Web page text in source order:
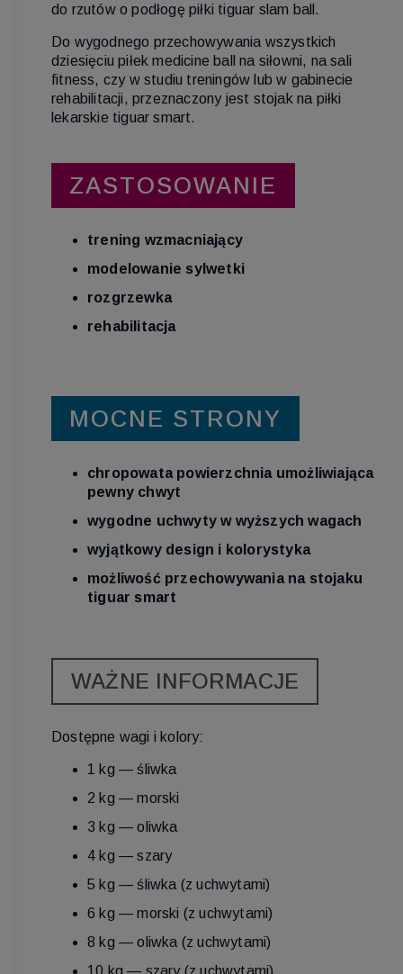
do rzutów o podłogę piłki tiguar slam ball.
Do wygodnego przechowywania wszystkich
dziesięciu piłek medicine ball na siłowni, na sali
fitness, czy w studiu treningów lub w gabinecie
rehabilitacji, przeznaczony jest stojak na piłki
lekarskie tiguar smart.
ZASTOSOWANIE
trening wzmacniający
modelowanie sylwetki
rozgrzewka
rehabilitacja
MOCNE STRONY
chropowata powierzchnia umożliwiająca
pewny chwyt
wygodne uchwyty w wyższych wagach
wyjątkowy design i kolorystyka
możliwość przechowywania na stojaku
tiguar smart
WAŻNE INFORMACJE
Dostępne wagi i kolory:
1 kg — śliwka
2 kg — morski
3 kg — oliwka
4 kg — szary
5 kg — śliwka (z uchwytami)
6 kg — morski (z uchwytami)
8 kg — oliwka (z uchwytami)
10 kg — szary (z uchwytami)